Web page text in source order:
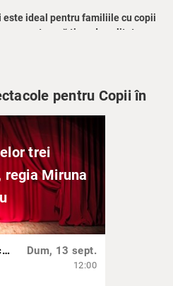
este ideal pentru familiile cu copii
sa petreacă timp de calitate
la spectacol.pentru Copii în
trei
Miruna
„Povestea celor trei purceluși...altfel”, regia Miruna Hriscu Dum, 13 sept.
12:00